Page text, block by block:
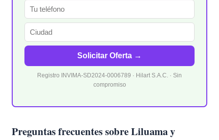
Solicitar Oferta →
Registro INVIMA-SD2024-0006789 · Hilart S.A.C. · Sin
compromiso
Preguntas frecuentes sobre Liluama y